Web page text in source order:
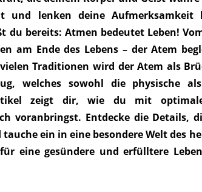
und lenken deine Aufmerksamkeit
bereits: Atmen bedeutet Leben!
am Ende des Lebens – der Atem
Traditionen wird der Atem als
welches sowohl die physische
zeigt dir, wie du mit
voranbringst. Entdecke die Details,
ein in eine besondere Welt des
eine gesündere und erfülltere